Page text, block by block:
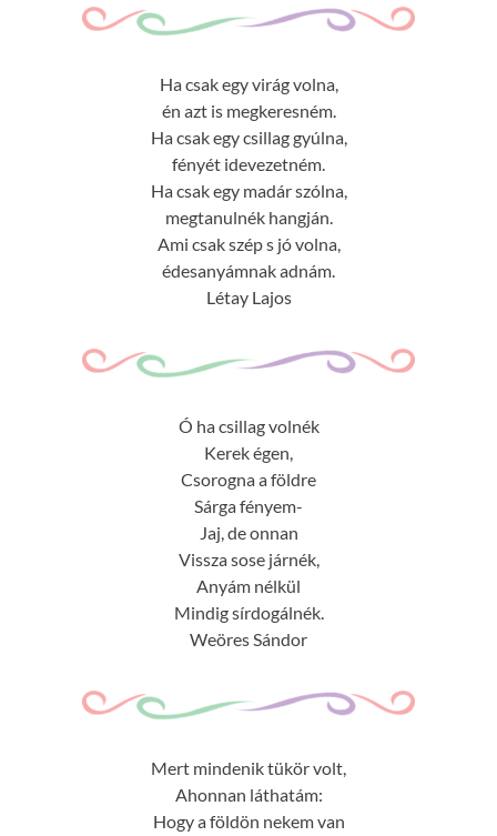
Ha csak egy virág volna,
én azt is megkeresném.
Ha csak egy csillag gyúlna,
fényét idevezetném.
Ha csak egy madár szólna,
megtanulnék hangján.
Ami csak szép s jó volna,
édesanyámnak adnám.
Létay Lajos
Ó ha csillag volnék
Kerek égen,
Csorogna a földre
Sárga fényem-
Jaj, de onnan
Vissza sose járnék,
Anyám nélkül
Mindig sírdogálnék.
Weöres Sándor
Mert mindenik tükör volt,
Ahonnan láthatám:
Hogy a földön nekem van